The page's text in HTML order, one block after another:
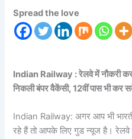
Spread the love
Indian Railway : रेलवे में नौकरी
निकली बंपर वैकेंसी, 12वीं पास भी
Indian Railway: अगर आप भी
रहे हैं तो आपके लिए गुड न्यूज है।